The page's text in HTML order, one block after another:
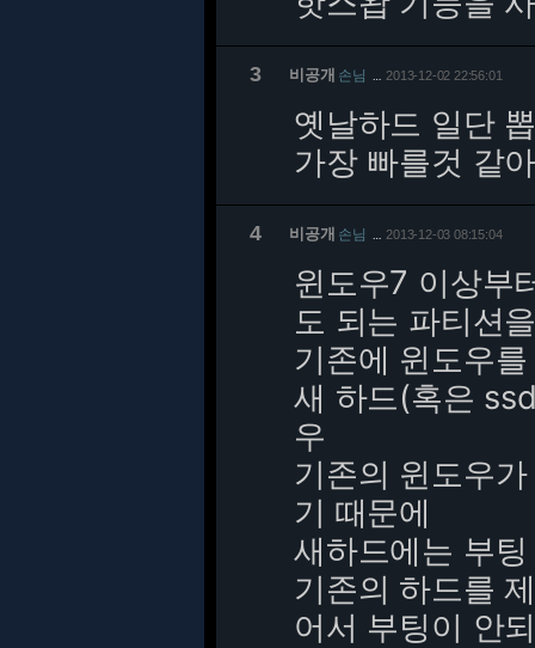
3 비공개 손님 2013-12-02 22:56:01
옛날하드 일단
가장 빠를것 같
4 비공개 손님 2013-12-03 08:15:04
윈도우7 이상부
도 되는 파티션
기존에 윈도우
새 하드(혹은
우
기존의 윈도우
기 때문에
새하드에는 부
기존의 하드를
어서 부팅이 안